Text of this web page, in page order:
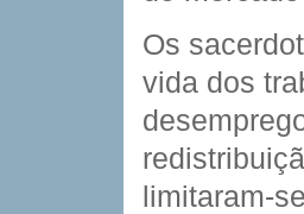
Os
vida dos
limitaram-